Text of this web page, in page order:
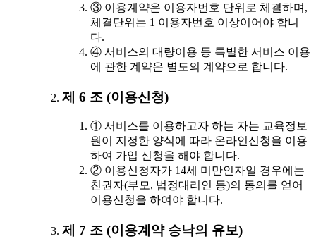
③ 이용계약은 이용자번호 단위로 체결하며,
체결단위는 1 이용자번호 이상이어야 합니
다.
④ 서비스의 대량이용 등 특별한 서비스 이용
에 관한 계약은 별도의 계약으로 합니다.
제 6 조 (이용신청)
① 서비스를 이용하고자 하는 자는 교육정보
원이 지정한 양식에 따라 온라인신청을 이용
하여 가입 신청을 해야 합니다.
② 이용신청자가 14세 미만인자일 경우에는
친권자(부모, 법정대리인 등)의 동의를 얻어
이용신청을 하여야 합니다.
제 7 조 (이용계약 승낙의 유보)